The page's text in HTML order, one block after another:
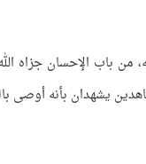
باب الإحسان جزاه
يشهدان بأنه أوصى